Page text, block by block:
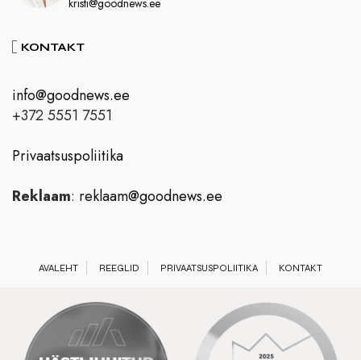
KONTAKT
info@goodnews.ee
+372 5551 7551
Privaatsuspoliitika
Reklaam: reklaam@goodnews.ee
AVALEHT REEGLID PRIVAATSUSPOLIITIKA KONTAKT